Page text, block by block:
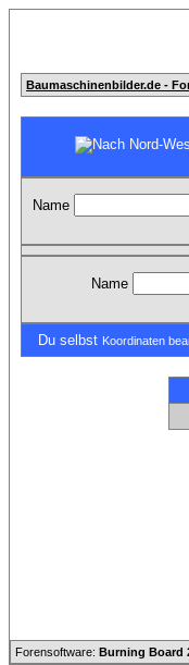
Baumaschinenbilder.de -
Name
Name
Du selbst Koordinaten
Forensoftware: Burning Board